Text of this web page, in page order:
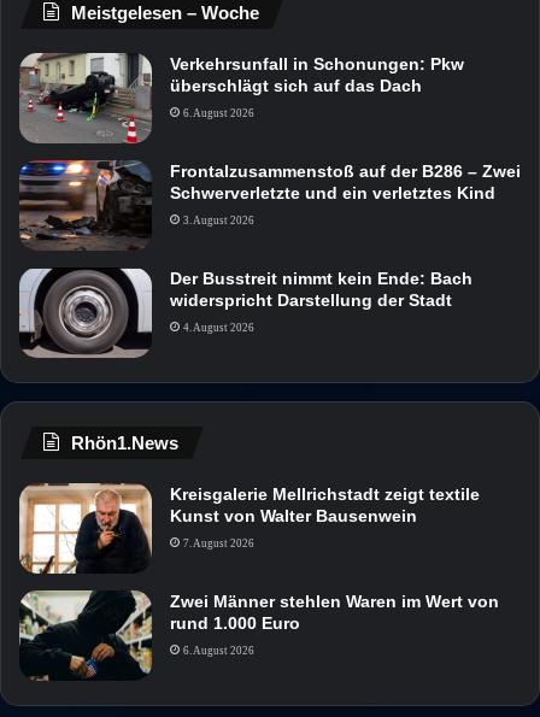
Meistgelesen – Woche
Verkehrsunfall in Schonungen: Pkw
überschlägt sich auf das Dach
6. August 2026
Frontalzusammenstoß auf der B286 – Zwei
Schwerverletzte und ein verletztes Kind
3. August 2026
Der Busstreit nimmt kein Ende: Bach
widerspricht Darstellung der Stadt
4. August 2026
Rhön1.News
Kreisgalerie Mellrichstadt zeigt textile
Kunst von Walter Bausenwein
7. August 2026
Zwei Männer stehlen Waren im Wert von
rund 1.000 Euro
6. August 2026